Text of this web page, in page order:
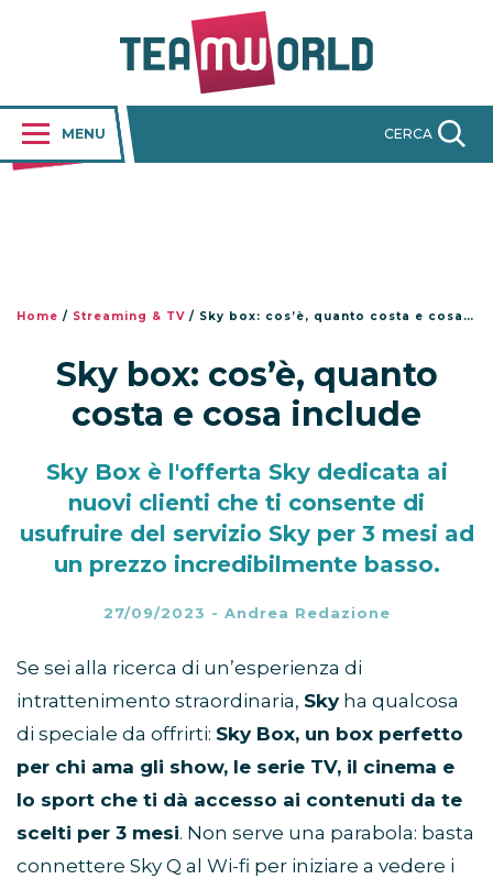
MENU CERCA
Home / Streaming & TV / Sky box: cos’è, quanto costa e cosa include
Sky box: cos’è, quanto
costa e cosa include
Sky Box è l'offerta Sky dedicata ai
nuovi clienti che ti consente di
usufruire del servizio Sky per 3 mesi ad
un prezzo incredibilmente basso.
27/09/2023 - Andrea Redazione
Se sei alla ricerca di un’esperienza di
intrattenimento straordinaria, Skyha qualcosa
di speciale da offrirti: Sky Box, un box perfetto
per chi ama gli show, le serie TV, il cinema e
lo sport che ti dà accesso ai contenuti da te
scelti per 3 mesi. Non serve una parabola: basta
connettere Sky Q al Wi-fi per iniziare a vedere i